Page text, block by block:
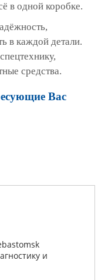
в одной коробке.
в каждой детали.
средства.
Вас
и